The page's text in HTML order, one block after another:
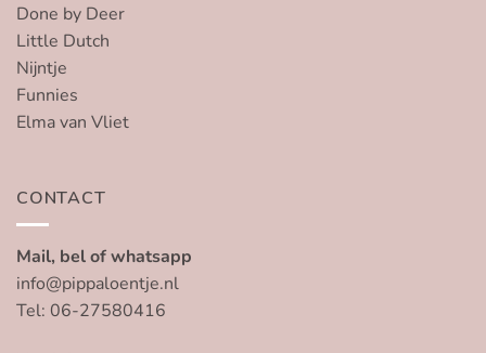
Done by Deer
Little Dutch
Nijntje
Funnies
Elma van Vliet
CONTACT
Mail, bel of whatsapp
info@pippaloentje.nl
Tel: 06-27580416